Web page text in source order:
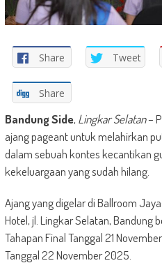
Share Tweet
Share
Bandung Side, Lingkar Selatan–
ajang pageant untuk melahirkan
dalam sebuah kontes kecantikan
kekeluargaan yang sudah hilang.
Ajang yang digelar di Ballroom
Hotel, jl. Lingkar Selatan, Bandung
Tahapan Final Tanggal 21
Tanggal 22 November 2025.